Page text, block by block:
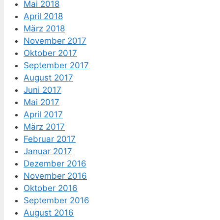
Mai 2018
April 2018
März 2018
November 2017
Oktober 2017
September 2017
August 2017
Juni 2017
Mai 2017
April 2017
März 2017
Februar 2017
Januar 2017
Dezember 2016
November 2016
Oktober 2016
September 2016
August 2016